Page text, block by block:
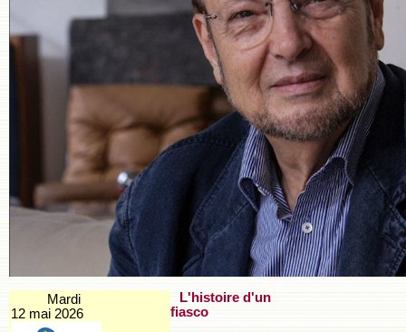
Mardi
12 mai 2026
L'histoire d'un
fiasco